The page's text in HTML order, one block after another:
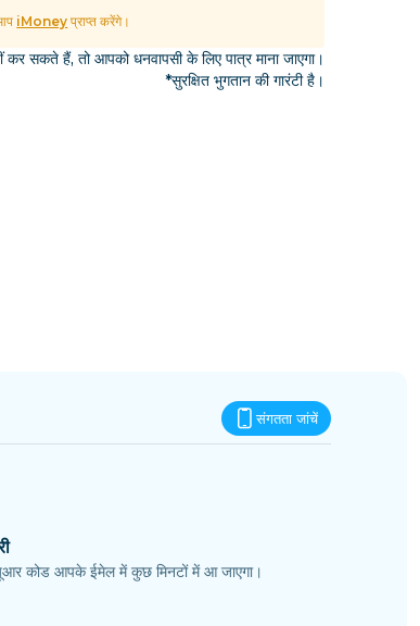
iMoney प्राप्त करेंगे।
सकते हैं, तो आपको धनवापसी के लिए पात्र माना जाएगा।
*सुरक्षित भुगतान की गारंटी है।
संगतता जांचें
कोड आपके ईमेल में कुछ मिनटों में आ जाएगा।